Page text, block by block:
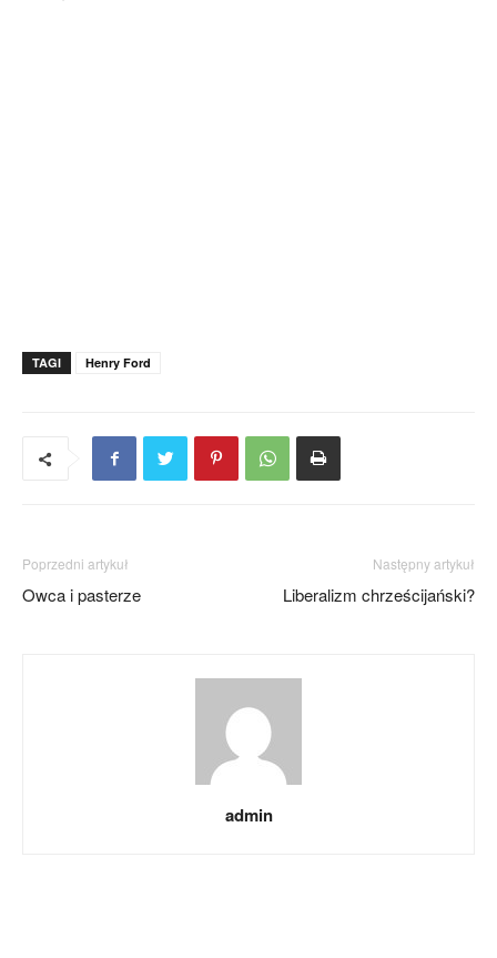
TAGI Henry Ford
Poprzedni artykuł
Owca i pasterze
Następny artykuł
Liberalizm chrześcijański?
admin